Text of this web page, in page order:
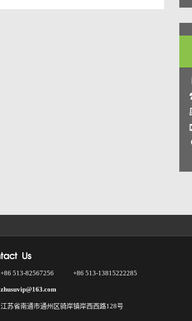
+86 513-82567256 +86 513-13815222285
zhusuvip@163.com
江苏省南通市通州区骑岸镇岸西西路128号